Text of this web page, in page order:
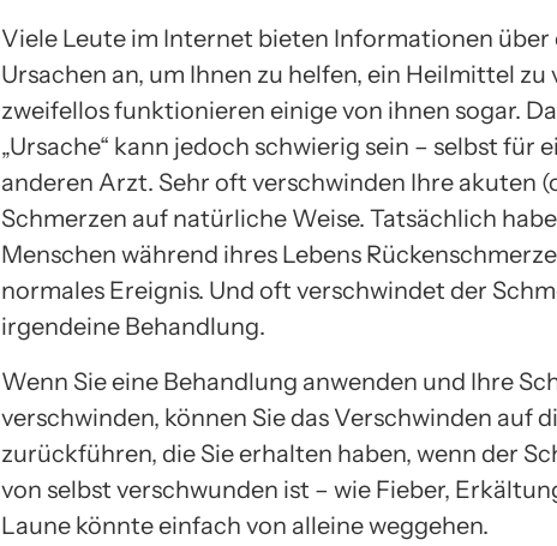
Viele Leute im Internet bieten Informationen über
Ursachen an, um Ihnen zu helfen, ein Heilmittel zu
zweifellos funktionieren einige von ihnen sogar.
„Ursache“ kann jedoch schwierig sein – selbst für
anderen Arzt. Sehr oft verschwinden Ihre akuten
Schmerzen auf natürliche Weise. Tatsächlich
Menschen während ihres Lebens
normales Ereignis. Und oft verschwindet der
irgendeine Behandlung.
Wenn Sie eine Behandlung anwenden und Ihre
verschwinden, können Sie das Verschwinden auf
zurückführen, die Sie erhalten haben, wenn der
von selbst verschwunden ist – wie Fieber,
Laune könnte einfach von alleine weggehen.